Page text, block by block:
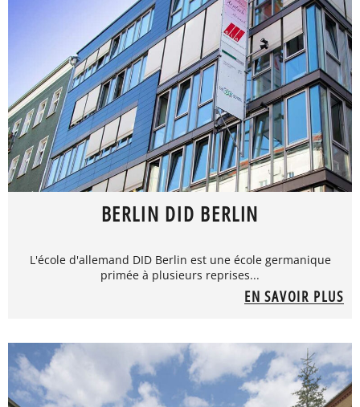
BERLIN DID BERLIN
L'école d'allemand DID Berlin est une école germanique
primée à plusieurs reprises...
EN SAVOIR PLUS